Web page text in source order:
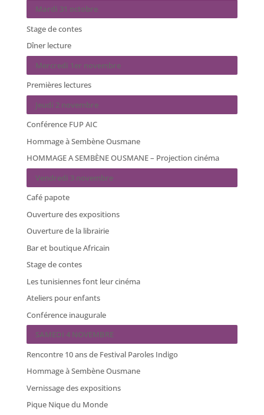
Mardi 31 octobre
Stage de contes
Dîner lecture
Mercredi 1er novembre
Premières lectures
Jeudi 2 novembre
Conférence FUP AIC
Hommage à Sembène Ousmane
HOMMAGE A SEMBÈNE OUSMANE – Projection cinéma
Vendredi 3 novembre
Café papote
Ouverture des expositions
Ouverture de la librairie
Bar et boutique Africain
Stage de contes
Les tunisiennes font leur cinéma
Ateliers pour enfants
Conférence inaugurale
SAMEDI 4 NOVEMBRE
Rencontre 10 ans de Festival Paroles Indigo
Hommage à Sembène Ousmane
Vernissage des expositions
Pique Nique du Monde